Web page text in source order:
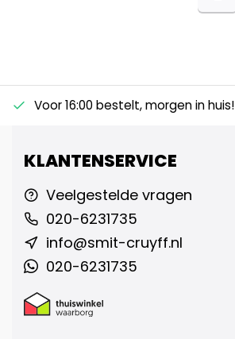
Voor 16:00 bestelt, morgen in huis!
KLANTENSERVICE
Veelgestelde vragen
020-6231735
info@smit-cruyff.nl
020-6231735